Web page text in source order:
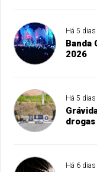
Há 5 dias
Banda
2026
Há 5 dias
drogas
Há 6 dias